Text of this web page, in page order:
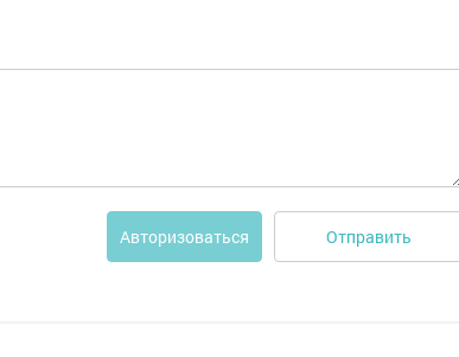
Авторизоваться Отправить